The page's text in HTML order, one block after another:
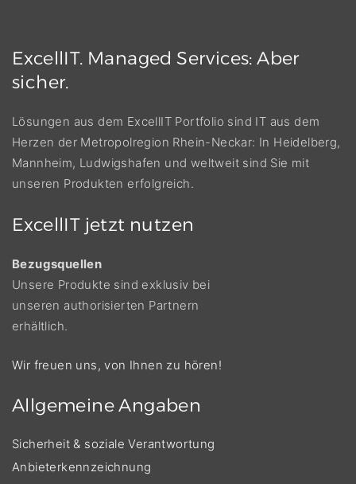
ExcellIT. Managed Services: Aber
sicher.
Lösungen aus dem ExcellIT Portfolio sind IT aus dem
Herzen der Metropolregion Rhein-Neckar: In Heidelberg,
Mannheim, Ludwigshafen und weltweit sind Sie mit
unseren Produkten erfolgreich.
ExcellIT jetzt nutzen
Bezugsquellen
Unsere Produkte sind exklusiv bei
unseren authorisierten Partnern
erhältlich.
Wir freuen uns, von Ihnen zu hören!
AllgemeineAngaben
Sicherheit & soziale Verantwortung
Anbieterkennzeichnung